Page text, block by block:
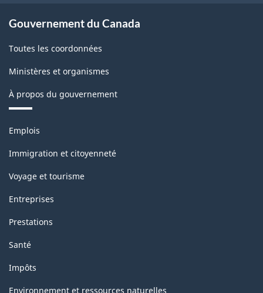
Gouvernement du Canada
Toutes les coordonnées
Ministères et organismes
À propos du gouvernement
Thèmes
sujets
Emplois
Immigration et citoyenneté
Voyage et tourisme
Entreprises
Prestations
Santé
Impôts
Environnement et ressources naturelles